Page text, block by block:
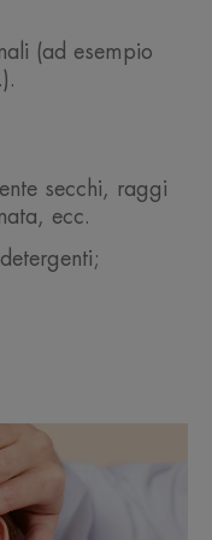
(ad esempio
secchi, raggi
ecc.